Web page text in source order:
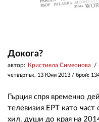
Докога?
автор: Кристиела Симеонова
четвъртък, 13 Юни 2013 / брой:
Гърция спря временно
телевизия ЕРТ като част
хил. души до края на